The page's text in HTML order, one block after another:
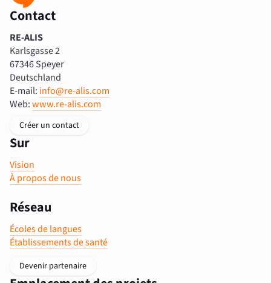
Contact
RE-ALIS
Karlsgasse 2
67346 Speyer
Deutschland
E-mail: info@re-alis.com
Web:www.re-alis.com
Créer un contact
Sur
Vision
À propos de nous
Réseau
Écoles de langues
Établissements de santé
Devenir partenaire